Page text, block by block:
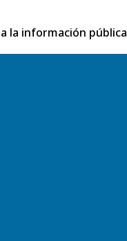
la información pública